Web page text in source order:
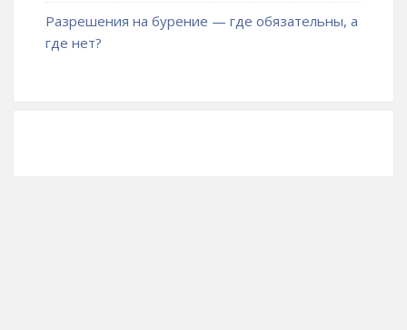
Разрешения на бурение — где обязательны, а
где нет?